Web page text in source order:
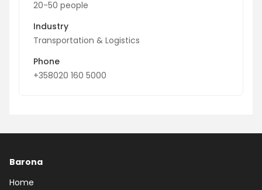
20-50 people
Industry
Transportation & Logistics
Phone
+358020 160 5000
Barona
Home